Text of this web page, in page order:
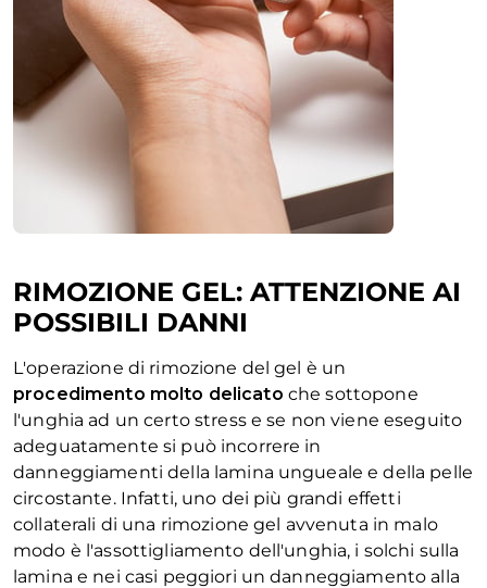
RIMOZIONE GEL: ATTENZIONE AI
POSSIBILI DANNI
L'operazione di rimozione del gel è un
procedimento molto delicato che sottopone
l'unghia ad un certo stress e se non viene eseguito
adeguatamente si può incorrere in
danneggiamenti della lamina ungueale e della pelle
circostante. Infatti, uno dei più grandi effetti
collaterali di una rimozione gel avvenuta in malo
modo è l'assottigliamento dell'unghia, i solchi sulla
lamina e nei casi peggiori un danneggiamento alla